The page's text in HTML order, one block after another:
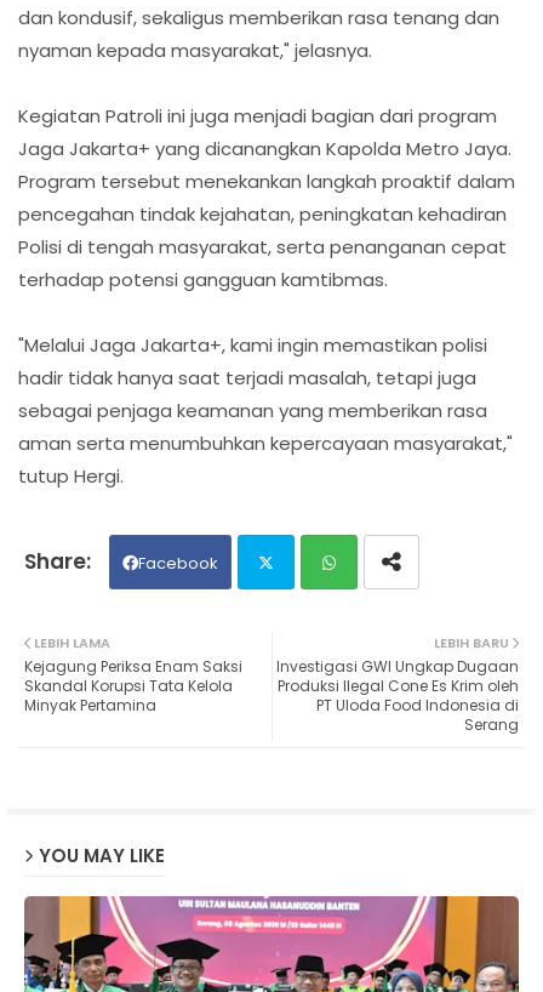
dan kondusif, sekaligus memberikan rasa tenang dan
nyaman kepada masyarakat," jelasnya.
Kegiatan Patroli ini juga menjadi bagian dari program
Jaga Jakarta+ yang dicanangkan Kapolda Metro Jaya.
Program tersebut menekankan langkah proaktif dalam
pencegahan tindak kejahatan, peningkatan kehadiran
Polisi di tengah masyarakat, serta penanganan cepat
terhadap potensi gangguan kamtibmas.
"Melalui Jaga Jakarta+, kami ingin memastikan polisi
hadir tidak hanya saat terjadi masalah, tetapi juga
sebagai penjaga keamanan yang memberikan rasa
aman serta menumbuhkan kepercayaan masyarakat,"
tutup Hergi.
Facebook
ter ats
LEBIH BARU
Investigasi GWI Ungkap Dugaan
Produksi Ilegal Cone Es Krim oleh
PT Uloda Food Indonesia di
Serang
LEBIH LAMA
Kejagung Periksa Enam Saksi
Skandal Korupsi Tata Kelola
Minyak Pertamina
YOU MAY LIKE